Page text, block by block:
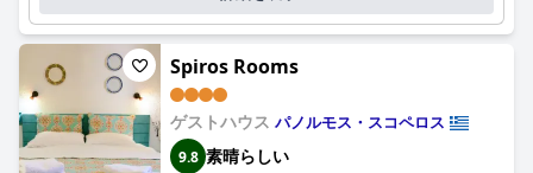
き輪があります。ホテルは非常に清潔で、素敵な客室とパノラマ
の海の景色で知られています。ビーチは素晴らしく、島で最高の
最も美しいビーチのすぐそばという便利な場所にあります。ベッ
ドは広々としていて、よく設計されており、とても快適で、スコ
ペロスでの滞在中に安らかで質の高い睡眠を保証します。全体と
して、パノルモス・ビーチ・ホテル・スコペロスは、間違いなく
海辺の休暇に最適な場所です。
Spiros Rooms
ゲストハウス パノルモス・スコペロス
9.8 素晴らしい